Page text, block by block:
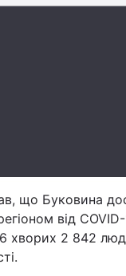
Думки
Вакансії
що Буковина
від
хворих 2 842